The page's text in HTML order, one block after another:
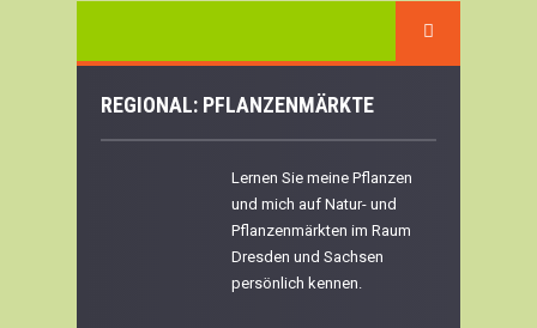
REGIONAL: PFLANZENMÄRKTE
Lernen Sie meine Pflanzen
und mich auf Natur- und
Pflanzenmärkten im Raum
Dresden und Sachsen
persönlich kennen.